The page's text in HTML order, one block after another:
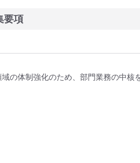
要項
の体制強化のため、部門業務の中核